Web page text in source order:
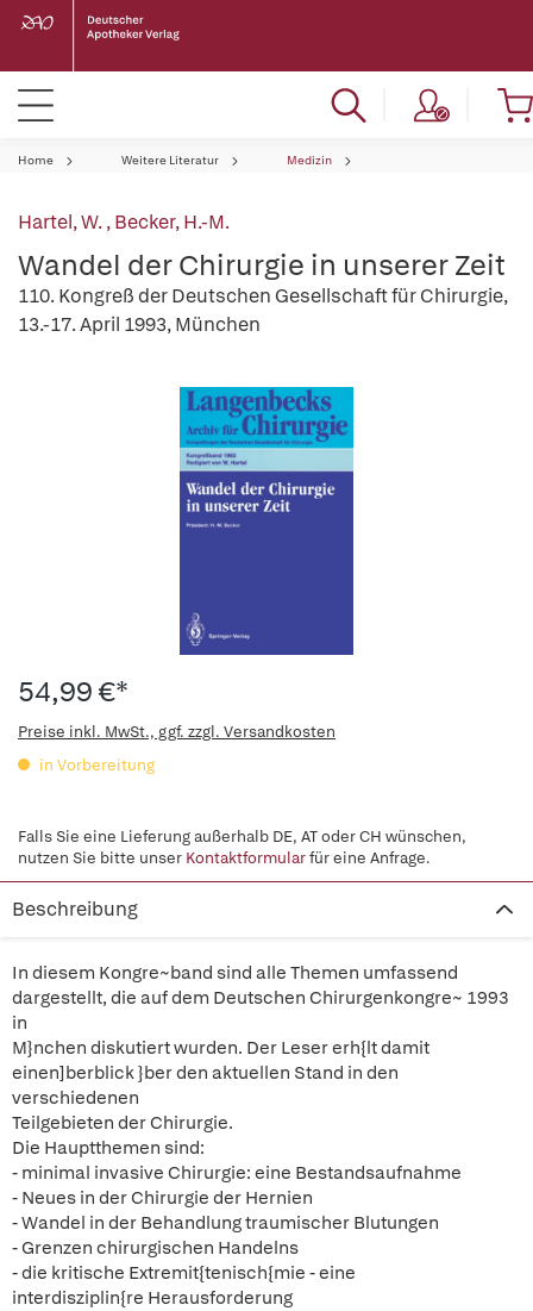
Home Weitere Literatur Medizin
Hartel, W.,Becker, H.-M.
Wandel der Chirurgie in unserer Zeit
110. Kongreß der Deutschen Gesellschaft für Chirurgie,
13.-17. April 1993, München
54,99 €*
Preise inkl. MwSt., ggf. zzgl. Versandkosten
in Vorbereitung
Falls Sie eine Lieferung außerhalb DE, AT oder CH wünschen,
nutzen Sie bitte unser Kontaktformularfür eine Anfrage.
Beschreibung
In diesem Kongre~band sind alle Themen umfassend
dargestellt, die auf dem Deutschen Chirurgenkongre~ 1993
in
M}nchen diskutiert wurden. Der Leser erh{lt damit
einen]berblick }ber den aktuellen Stand in den
verschiedenen
Teilgebieten der Chirurgie.
Die Hauptthemen sind:
- minimal invasive Chirurgie: eine Bestandsaufnahme
- Neues in der Chirurgie der Hernien
- Wandel in der Behandlung traumischer Blutungen
- Grenzen chirurgischen Handelns
- die kritische Extremit{tenisch{mie - eine
interdisziplin{re Herausforderung